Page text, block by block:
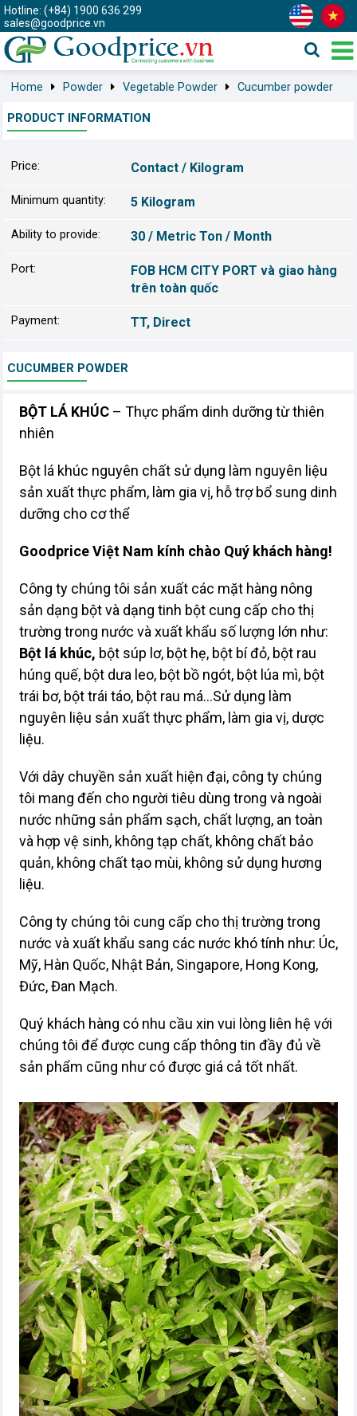
Hotline: (+84) 1900 636 299
sales@goodprice.vn
Home Powder Vegetable Powder Cucumber powder
PRODUCT INFORMATION
Price: Contact / Kilogram
Minimum quantity: 5 Kilogram
Ability to provide: 30 / Metric Ton / Month
Port:
FOB HCM CITY PORT và giao hàng
trên toàn quốc
Payment: TT, Direct
CUCUMBER POWDER
BỘT LÁ KHÚC – Thực phẩm dinh dưỡng từ thiên
nhiên
Bột lá khúc nguyên chất sử dụng làm nguyên liệu
sản xuất thực phẩm, làm gia vị, hỗ trợ bổ sung dinh
dưỡng cho cơ thể
Goodprice Việt Nam kính chào Quý khách hàng!
Công ty chúng tôi sản xuất các mặt hàng nông
sản dạng bột và dạng tinh bột cung cấp cho thị
trường trong nước và xuất khẩu số lượng lớn như:
Bột lá khúc, bột súp lơ, bột hẹ, bột bí đỏ, bột rau
húng quế, bột dưa leo, bột bồ ngót, bột lúa mì, bột
trái bơ, bột trái táo, bột rau má...Sử dụng làm
nguyên liệu sản xuất thực phẩm, làm gia vị, dược
liệu.
Với dây chuyền sản xuất hiện đại, công ty chúng
tôi mang đến cho người tiêu dùng trong và ngoài
nước những sản phẩm sạch, chất lượng, an toàn
và hợp vệ sinh, không tạp chất, không chất bảo
quản, không chất tạo mùi, không sử dụng hương
liệu.
Công ty chúng tôi cung cấp cho thị trường trong
nước và xuất khẩu sang các nước khó tính như: Úc,
Mỹ, Hàn Quốc, Nhật Bản, Singapore, Hong Kong,
Đức, Đan Mạch.
Quý khách hàng có nhu cầu xin vui lòng liên hệ với
chúng tôi để được cung cấp thông tin đầy đủ về
sản phẩm cũng như có được giá cả tốt nhất.